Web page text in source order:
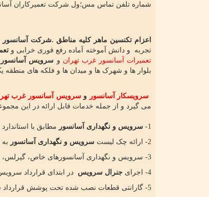
شماره تلفن تماس مس؛ول شرکت تعمیرکاران
اعزام تکنسین ماهر کلیه مناطق .شرکت آسانسور
تجربه و دانش آموخته آماده رفع فوری خرابی و
تعمیرات آسانسور غرب تهران و سرویس آسانسور
بلوار ها و شهرک ها و میدان ها و فلکه های
سرویسکار آسانسور وسرویس آسانسور غرب
می گیرد و از جمله خدمات قابل ارائه در این
1- سرویس و نگهداری آسانسور مطابق با
2- ارائه چک لیست
سرویس و نگهداری آسانسور
3- سرویس و نگهداری آسانسورهای خاص، گیرلس، هیدرولیک و پکیج های خارجی
4- اجرای
جنرال سرویس در ابتدای قرارداد
5- گارانتی قطعات نصب شده تحت پوشش قرارداد سرویس و نگهداری آسانسور